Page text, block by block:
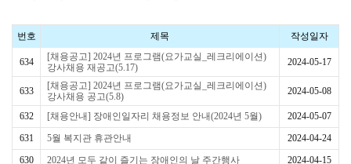
번호 제목 작성일자
634
[채용공고] 2024년 프로그램(요가교실_레크리에이션)
강사채용 재공고(5.17)
2024-05-17
633
[채용공고] 2024년 프로그램(요가교실_레크리에이션)
강사채용 공고(5.8)
2024-05-08
632 [채용안내] 장애인일자리 채용정보 안내(2024년 5월)
2024-05-07
631
5월 복지관 휴관안내
2024-04-24
630
2024년 모두 같이 즐기는 장애인의 날 주간행사
2024-04-15